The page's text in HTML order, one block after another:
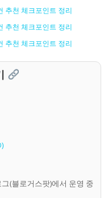
추천 체크포인트 정리
추천 체크포인트 정리
추천 체크포인트 정리
(블로거스팟)에서 운영 중